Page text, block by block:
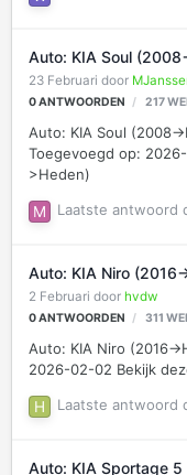
Auto: KIA Soul
23 Februari door
0ANTWOORDEN 217
Auto: KIA Soul (2008->Heden)
Toegevoegd op: 2026-02-23 Bekijk deze auto:
>Heden)
Laatste antwoord
Auto: KIA Niro (2016-
2 Februari door hvdw
0ANTWOORDEN 311
Auto: KIA Niro (2016->Heden) Eigenaar: hvdw
2026-02-02
Laatste antwoord
Auto: KIA Sportage